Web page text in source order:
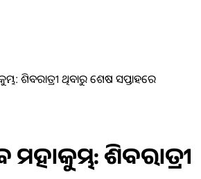
ଶିବରାତ୍ରୀ ଥିବାରୁ ଶେଷ ସପ୍ତାହରେ
ଶିବରାତ୍ରୀ